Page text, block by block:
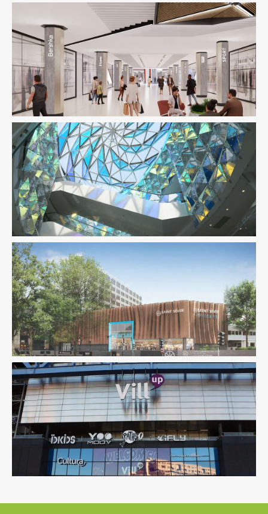
Fluides Immobilier Commercial Ingenierie TCE
Structure
VRD
Immobilier Commercial Ingenierie TCE Pilotage D'opération
/ MOEX
Fluides Immobilier Commercial Structure Thermique VRD
Économie De La Construction Fluides Immobilier
Commercial
Pilotage D'opération / MOEX Structure